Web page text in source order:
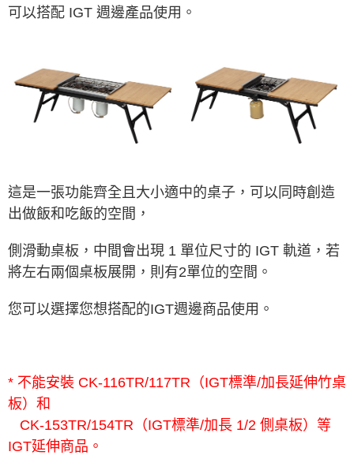
３．未成年的使用者請事先徵得法定代理人或監護人之同意方可使用
時審查核予不同之上限額度；若仍有額度不足之情形，本公司將視審查結果
請求用戶進行身份認證。
５．嚴禁一人註冊多個帳號或使用他人資訊註冊。若發現惡意使用之情形，
恩沛科技股份有限公司將有權停止該用戶之使用額度並採取法律行動。
可以搭配 IGT 週邊產品使用。
這是一張功能齊全且大小適中的桌子，可以同時創造
出做飯和吃飯的空間，
側滑動桌板，中間會出現 1 單位尺寸的 IGT 軌道，若
將左右兩個桌板展開，則有2單位的空間。
您可以選擇您想搭配的IGT週邊商品使用。
* 不能安裝 CK-116TR/117TR（IGT標準/加長延伸竹桌
板）和
CK-153TR/154TR（IGT標準/加長 1/2 側桌板）等
IGT延伸商品。